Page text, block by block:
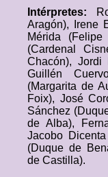
Intérpretes:
Aragón), Irene
Mérida
(Cardenal
Chacón), Jordi
Guillén
(Margarita de
Foix), José
Sánchez
de Alba),
Jacobo
(Duque de
de Castilla).